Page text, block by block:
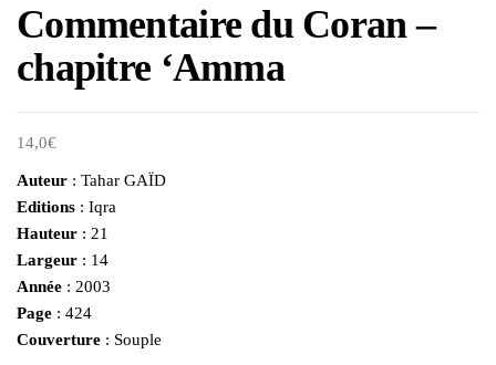
Commentaire du Coran –
chapitre ‘Amma
14,0€
Auteur : Tahar GAÏD
Editions : Iqra
Hauteur : 21
Largeur : 14
Année : 2003
Page : 424
Couverture : Souple